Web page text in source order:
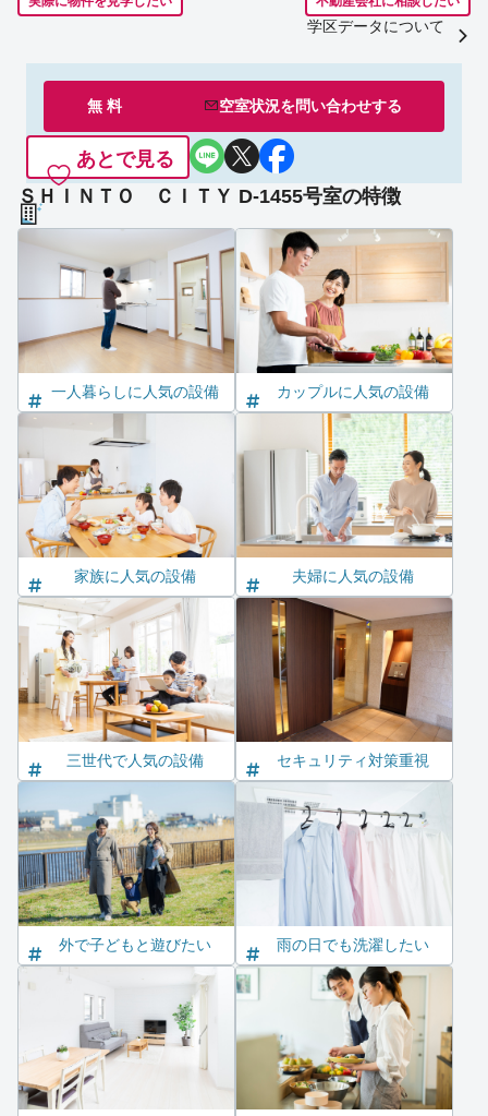
学区データについて
無 料 空室状況を問い合わせする
あとで見る
ＳＨＩＮＴＯ ＣＩＴＹ D-1455号室の特徴
一人暮らしに人気の設備 カップルに人気の設備
家族に人気の設備 夫婦に人気の設備
三世代で人気の設備 セキュリティ対策重視
外で子どもと遊びたい 雨の日でも洗濯したい